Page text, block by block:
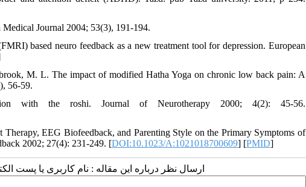
Medical Journal 2004; 53(3), 191-194.
based neuro feedback as a new treatment tool for depression. European
M. L. The impact of modified Hatha Yoga on chronic low back pain: A
56-59.
with the roshi. Journal of Neurotherapy 2000; 4(2): 45-56.
EEG Biofeedback, and Parenting Style on the Primary Symptoms of
2002; 27(4): 231-249. [DOI:10.1023/A:1021018700609] [PMID]
ارسال نظر درباره این مقاله : نام کاربری یا پست